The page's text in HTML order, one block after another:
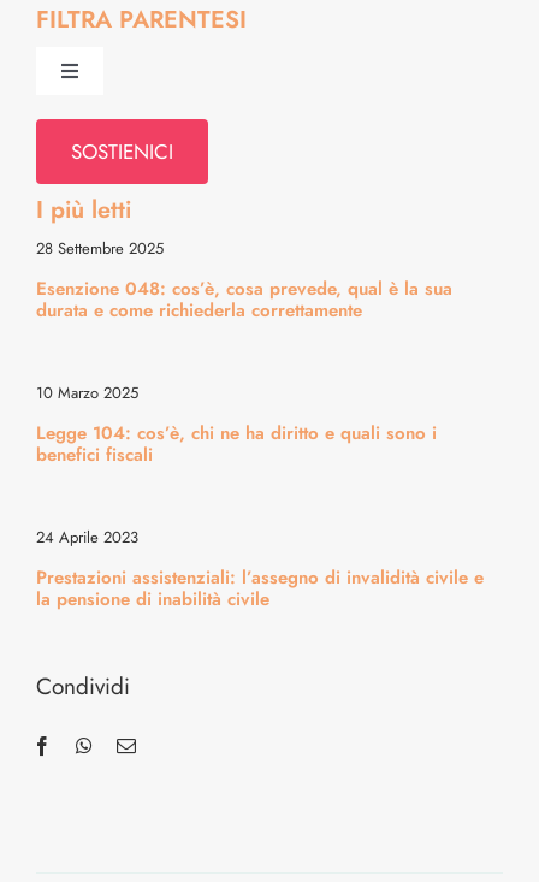
FILTRA PARENTESI
Toggle
Diritti & Info Pratiche
Alimentazione & Ricette
Cura del Corpo & Benessere
Energia & Movimento
Medicina & Dintorni
SOSTIENICI
I più letti
28 Settembre 2025
Esenzione 048: cos’è, cosa prevede, qual è la sua
durata e come richiederla correttamente
10 Marzo 2025
Legge 104: cos’è, chi ne ha diritto e quali sono i
benefici fiscali
24 Aprile 2023
Prestazioni assistenziali: l’assegno di invalidità civile e
la pensione di inabilità civile
Condividi